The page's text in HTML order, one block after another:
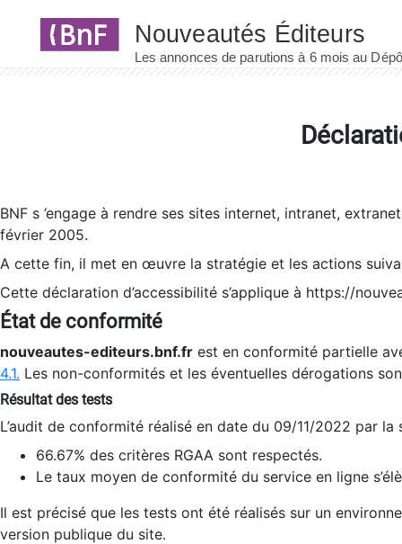
BNF s ’engage à rendre ses sites internet, intranet,
février 2005.
A cette fin, il met en œuvre la stratégie et les actions
Cette déclaration d’accessibilité s’applique à https://
État de conformité
nouveautes-editeurs.bnf.fr est en conformité partielle
4.1. Les non-conformités et les éventuelles dérogations
Résultat des tests
L’audit de conformité réalisé en date du 09/11/2022 par
66.67% des critères RGAA sont respectés.
Le taux moyen de conformité du service en ligne
Il est précisé que les tests ont été réalisés sur un
version publique du site.